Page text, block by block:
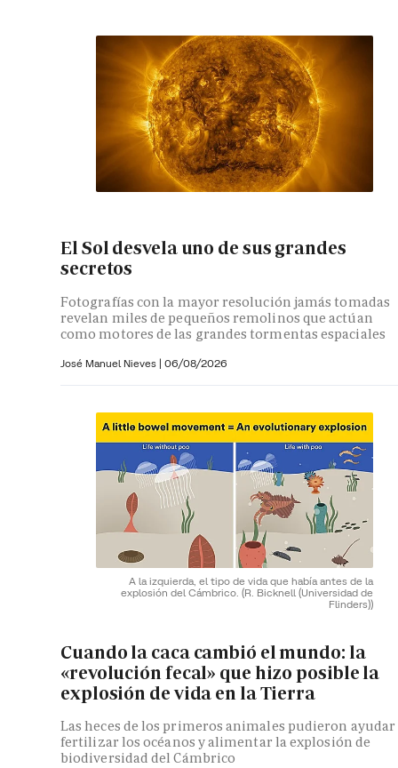
El Sol desvela uno de sus grandes
secretos
Fotografías con la mayor resolución jamás tomadas
revelan miles de pequeños remolinos que actúan
como motores de las grandes tormentas espaciales
José Manuel Nieves | 06/08/2026
A la izquierda, el tipo de vida que había antes de la
explosión del Cámbrico. (R. Bicknell (Universidad de
Flinders))
Cuando la caca cambió el mundo: la
«revolución fecal» que hizo posible la
explosión de vida en la Tierra
Las heces de los primeros animales pudieron ayudar
fertilizar los océanos y alimentar la explosión de
biodiversidad del Cámbrico